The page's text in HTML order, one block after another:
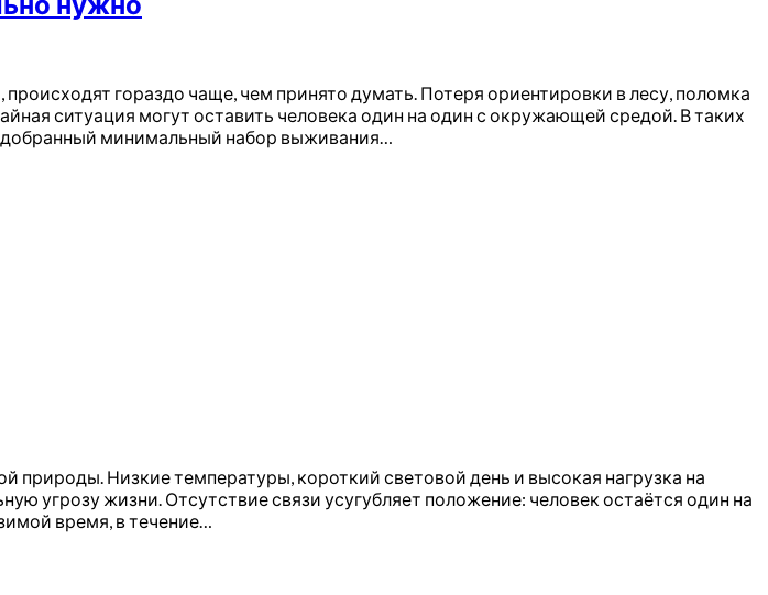
гораздо чаще, чем принято думать. Потеря ориентировки в лесу, поломка
ситуация могут оставить человека один на один с окружающей средой. В таких
минимальный набор выживания…
Низкие температуры, короткий световой день и высокая нагрузка на
угрозу жизни. Отсутствие связи усугубляет положение: человек остаётся один на
время, в течение…